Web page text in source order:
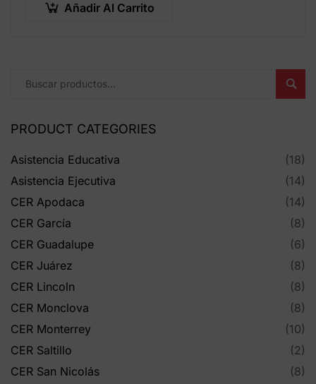
Añadir Al Carrito
PRODUCT CATEGORIES
Asistencia Educativa
(18)
Asistencia Ejecutiva
(14)
CER Apodaca
(14)
CER García
(8)
CER Guadalupe
(6)
CER Juárez
(8)
CER Lincoln
(8)
CER Monclova
(8)
CER Monterrey
(10)
CER Saltillo
(2)
CER San Nicolás
(8)